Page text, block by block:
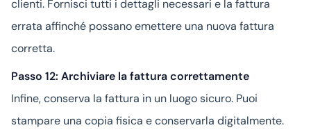
clienti. Fornisci tutti i dettagli necessari e la fattura
errata affinché possano emettere una nuova fattura
corretta.
Passo 12: Archiviare la fattura correttamente
Infine, conserva la fattura in un luogo sicuro. Puoi
stampare una copia fisica e conservarla digitalmente.